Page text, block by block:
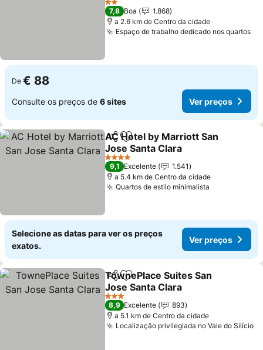
Ver preços
2 Estrelas
7,8 Boa
1.868
a 2.6 km de Centro da cidade
Espaço de trabalho dedicado nos quartos
De € 88
Consulte os preços de 6 sites Ver preços
PartilharAdicionar aos favoritos
AC Hotel by Marriott San
Jose Santa Clara
Ver preços
4 Estrelas
9,1 Excelente
1.541
a 5.4 km de Centro da cidade
Quartos de estilo minimalista
Selecione as datas para ver os preços
exatos.
Ver preços
PartilharAdicionar aos favoritos
TownePlace Suites San
Jose Santa Clara
Ver preços
3 Estrelas
8,9 Excelente
893
a 5.1 km de Centro da cidade
Localização privilegiada no Vale do Silício